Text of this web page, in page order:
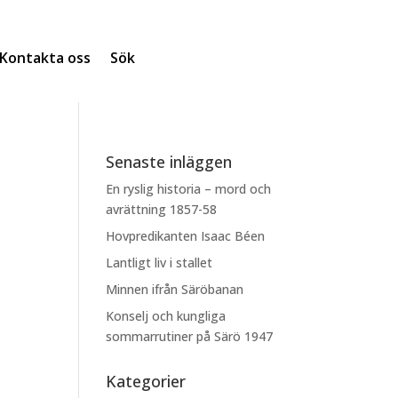
oss Sök
Senaste inläggen
En ryslig historia – mord och
avrättning 1857-58
Hovpredikanten Isaac Béen
Lantligt liv i stallet
Minnen ifrån Säröbanan
Konselj och kungliga
sommarrutiner på Särö 1947
Kategorier